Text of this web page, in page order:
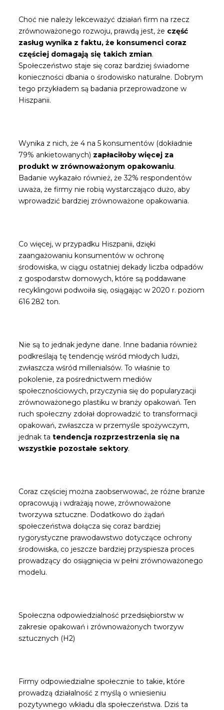
Choć nie należy lekceważyć działań firm na rzecz
zrównoważonego rozwoju, prawdą jest, że część
zasług wynika z faktu, że konsumenci coraz
częściej domagają się takich zmian.
Społeczeństwo staje się coraz bardziej świadome
konieczności dbania o środowisko naturalne. Dobrym
tego przykładem są badania przeprowadzone w
Hiszpanii.
Wynika z nich, że 4 na 5 konsumentów (dokładnie
79% ankietowanych) zapłaciłoby więcej za
produkt w zrównoważonym opakowaniu.
Badanie wykazało również, że 32% respondentów
uważa, że firmy nie robią wystarczająco dużo, aby
wprowadzić bardziej zrównoważone opakowania.
Co więcej, w przypadku Hiszpanii, dzięki
zaangażowaniu konsumentów w ochronę
środowiska, w ciągu ostatniej dekady liczba odpadów
z gospodarstw domowych, które są poddawane
recyklingowi podwoiła się, osiągając w 2020 r. poziom
616 282 ton.
Nie są to jednak jedyne dane. Inne badania również
podkreślają tę tendencję wśród młodych ludzi,
zwłaszcza wśród millenialsów. To właśnie to
pokolenie, za pośrednictwem mediów
społecznościowych, przyczynia się do popularyzacji
zrównoważonego plastiku w branży opakowań. Ten
ruch społeczny zdołał doprowadzić to transformacji
opakowań, zwłaszcza w przemyśle spożywczym,
jednak tatendencja rozprzestrzenia się na
wszystkie pozostałe sektory.
Coraz częściej można zaobserwować, że różne branże
opracowują i wdrażają nowe, zrównoważone
tworzywa sztuczne. Dodatkowo do żądań
społeczeństwa dołącza się coraz bardziej
rygorystyczne prawodawstwo dotyczące ochrony
środowiska, co jeszcze bardziej przyspiesza proces
prowadzący do osiągnięcia w pełni zrównoważonego
modelu.
Społeczna odpowiedzialność przedsiębiorstw w
zakresie opakowań i zrównoważonych tworzyw
sztucznych (H2)
Firmy odpowiedzialne społecznie to takie, które
prowadzą działalność z myślą o wniesieniu
pozytywnego wkładu dla społeczeństwa. Dziś ta